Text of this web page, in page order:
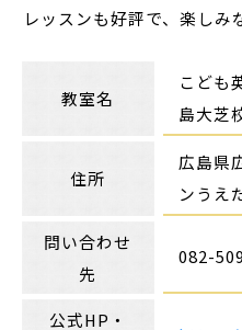
レッスンも好評で、楽しみ
教室名
こども
島大芝
住所
広島県
ンうえ
問い合わせ
先
082-
公式HP・